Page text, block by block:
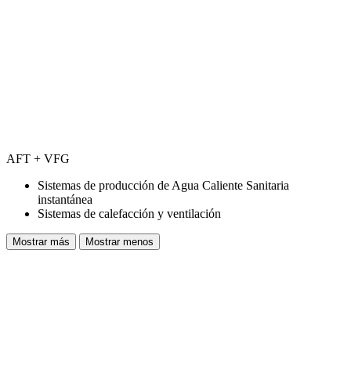
AFT + VFG
Sistemas de producción de Agua Caliente Sanitaria
instantánea
Sistemas de calefacción y ventilación
Mostrar más Mostrar menos